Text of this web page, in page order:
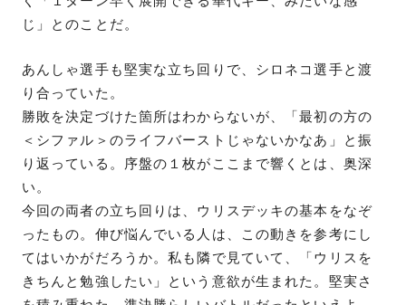
じ」とのことだ。
あんしゃ選手も堅実な立ち回りで、シロネコ選手と渡
り合っていた。
勝敗を決定づけた箇所はわからないが、「最初の方の
＜シファル＞のライフバーストじゃないかなあ」と振
り返っている。序盤の１枚がここまで響くとは、奥深
い。
今回の両者の立ち回りは、ウリスデッキの基本をなぞ
ったもの。伸び悩んでいる人は、この動きを参考にし
てはいかがだろうか。私も隣で見ていて、「ウリスを
きちんと勉強したい」という意欲が生まれた。堅実さ